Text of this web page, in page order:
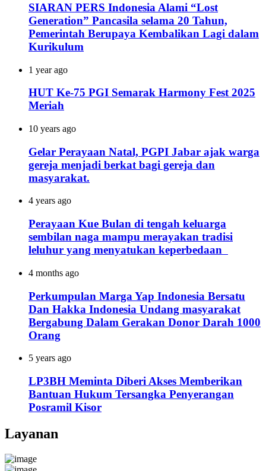
SIARAN PERS Indonesia Alami “Lost
Generation” Pancasila selama 20 Tahun,
Pemerintah Berupaya Kembalikan Lagi dalam
Kurikulum
1 year ago
HUT Ke-75 PGI Semarak Harmony Fest 2025
Meriah
10 years ago
Gelar Perayaan Natal, PGPI Jabar ajak warga
gereja menjadi berkat bagi gereja dan
masyarakat.
4 years ago
Perayaan Kue Bulan di tengah keluarga
sembilan naga mampu merayakan tradisi
leluhur yang menyatukan keperbedaan
4 months ago
Perkumpulan Marga Yap Indonesia Bersatu
Dan Hakka Indonesia Undang masyarakat
Bergabung Dalam Gerakan Donor Darah 1000
Orang
5 years ago
LP3BH Meminta Diberi Akses Memberikan
Bantuan Hukum Tersangka Penyerangan
Posramil Kisor
Layanan